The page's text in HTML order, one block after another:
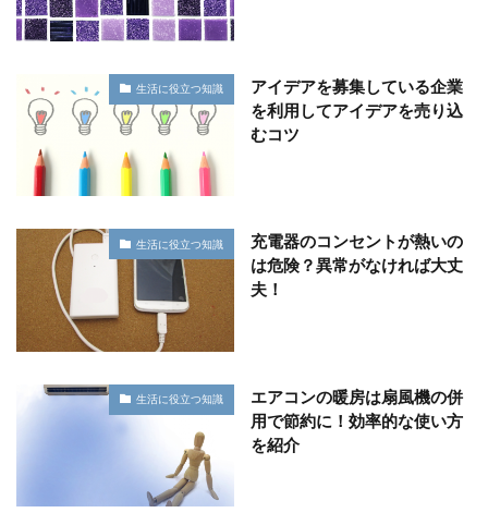
生活に役立つ知識
アイデアを募集している企業
を利用してアイデアを売り込
むコツ
生活に役立つ知識
充電器のコンセントが熱いの
は危険？異常がなければ大丈
夫！
生活に役立つ知識
エアコンの暖房は扇風機の併
用で節約に！効率的な使い方
を紹介